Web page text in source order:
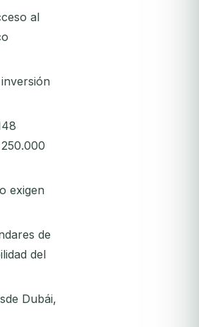
al
exigen
de
del
Dubái,